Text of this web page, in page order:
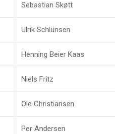
Sebastian Skøtt
Ulrik Schlünsen
Henning Beier Kaas
Niels Fritz
Ole Christiansen
Per Andersen